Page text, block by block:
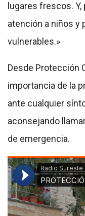
lugares frescos.
atención a niños y
vulnerables.»
Desde Protección
importancia de la
ante cualquier
aconsejando
de emergencia.